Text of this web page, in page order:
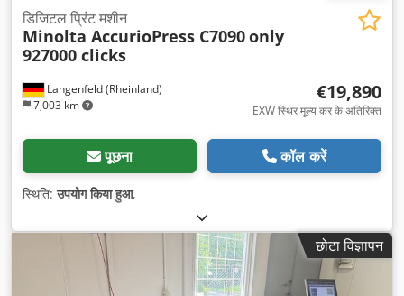
Langenfeld (Rheinland)
7,003 km
डिजिटल प्रिंट मशीन
Minolta AccurioPress C7090only
927000 clicks
€19,890
EXW स्थिर मूल्य कर के अतिरिक्त
पूछना कॉल करें
स्थिति:उपयोग किया हुआ,
छोटा विज्ञापन